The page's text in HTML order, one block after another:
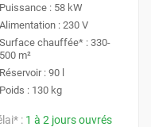
Puissance : 58 kW
Alimentation : 230 V
Surface chauffée* : 330-
500 m²
Réservoir : 90 l
Poids : 130 kg
: 1 à 2 jours ouvrés